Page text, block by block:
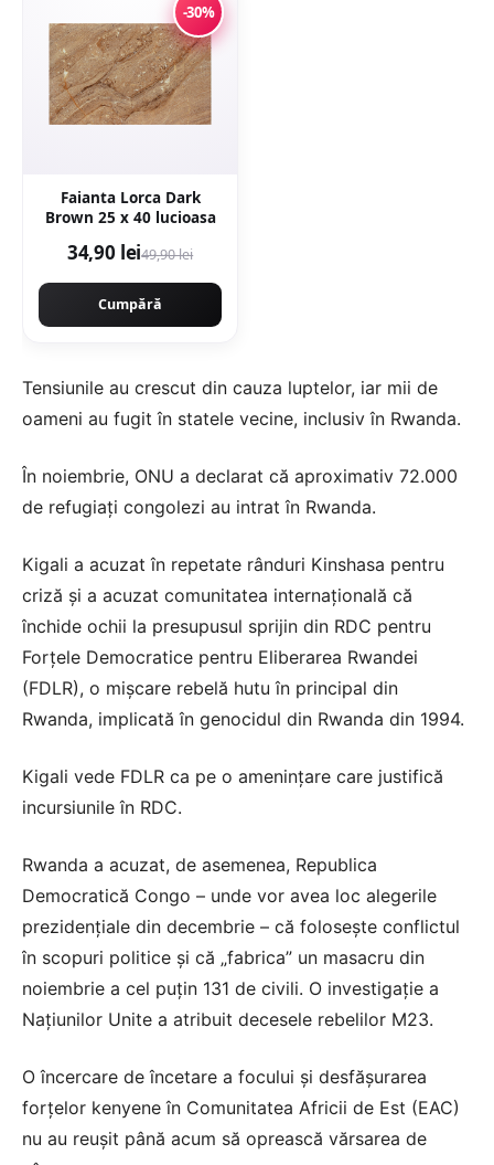
-30%
Faianta Lorca Dark
Brown 25 x 40 lucioasa
34,90 lei49,90 lei
Cumpără
Tensiunile au crescut din cauza luptelor, iar mii de
oameni au fugit în statele vecine, inclusiv în Rwanda.
În noiembrie, ONU a declarat că aproximativ 72.000
de refugiați congolezi au intrat în Rwanda.
Kigali a acuzat în repetate rânduri Kinshasa pentru
criză și a acuzat comunitatea internațională că
închide ochii la presupusul sprijin din RDC pentru
Forțele Democratice pentru Eliberarea Rwandei
(FDLR), o mișcare rebelă hutu în principal din
Rwanda, implicată în genocidul din Rwanda din 1994.
Kigali vede FDLR ca pe o amenințare care justifică
incursiunile în RDC.
Rwanda a acuzat, de asemenea, Republica
Democratică Congo – unde vor avea loc alegerile
prezidențiale din decembrie – că folosește conflictul
în scopuri politice și că „fabrica” un masacru din
noiembrie a cel puțin 131 de civili. O investigație a
Națiunilor Unite a atribuit decesele rebelilor M23.
O încercare de încetare a focului și desfășurarea
forțelor kenyene în Comunitatea Africii de Est (EAC)
nu au reușit până acum să oprească vărsarea de